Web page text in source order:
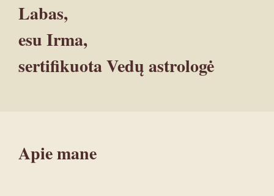
Labas,
esu Irma,
sertifikuota Vedų astrologė
Apie mane